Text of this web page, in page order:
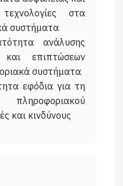
στα
συστήματα
ανάλυσης
και επιπτώσεων
συστήματα
εφόδια για τη